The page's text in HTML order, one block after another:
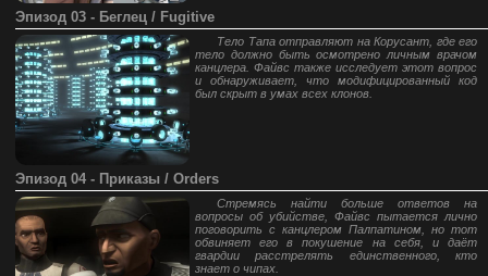
Эпизод 03 - Беглец / Fugitive
Тело Тапа отправляют на Корусант, где его
тело должно быть осмотрено личным врачом
канцлера. Файвс также исследует этот вопрос
и обнаруживает, что модифицированный код
был скрыт в умах всех клонов.
Эпизод 04 - Приказы / Orders
Стремясь найти больше ответов на
вопросы об убийстве, Файвс пытается лично
поговорить с канцлером Палпатином, но тот
обвиняет его в покушение на себя, и даёт
гвардии расстрелять единственного, кто
знает о чипах.